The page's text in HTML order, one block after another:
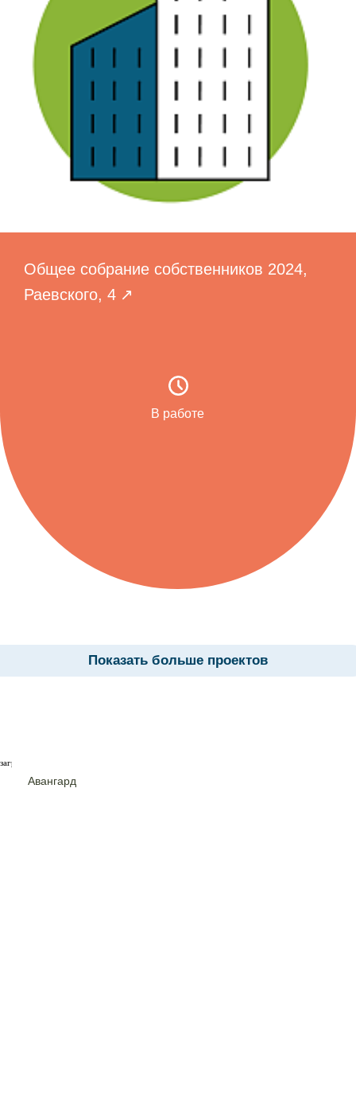
Общее собрание собственников 2024,
Раевского, 4
В работе
Показать больше проектов
Авангард
загрузка карты...